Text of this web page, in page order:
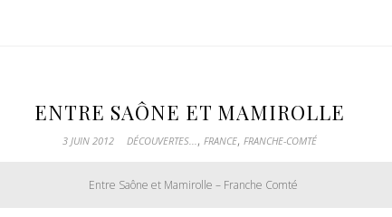
ENTRE SAÔNE ET MAMIROLLE
3 JUIN 2012 DÉCOUVERTES..., FRANCE, FRANCHE-COMTÉ
Entre Saône et Mamirolle – Franche Comté